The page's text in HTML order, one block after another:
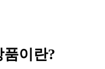
이란?